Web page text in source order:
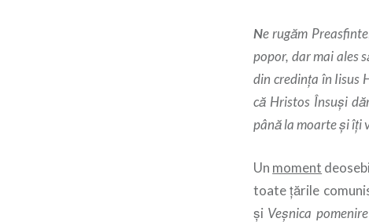
Ne rugăm
popor, dar mai ales
din credinţa în Iisus
că Hristos Însuşi
până la moarte şi îţi
Un moment
toate țările
şi Veşnica pomenire